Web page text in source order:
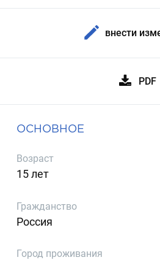
внести
PDF
ОСНОВНОЕ
Возраст
15 лет
Гражданство
Россия
Город проживания